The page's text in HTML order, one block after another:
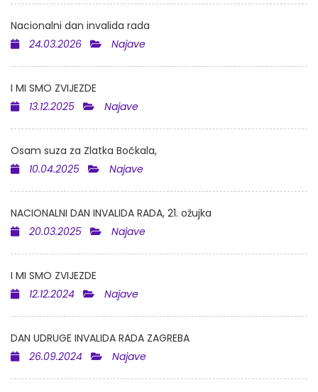
Nacionalni dan invalida rada
24.03.2026
Najave
I MI SMO ZVIJEZDE
13.12.2025
Najave
Osam suza za Zlatka Bočkala,
10.04.2025
Najave
NACIONALNI DAN INVALIDA RADA, 21. ožujka
20.03.2025
Najave
I MI SMO ZVIJEZDE
12.12.2024
Najave
DAN UDRUGE INVALIDA RADA ZAGREBA
26.09.2024
Najave